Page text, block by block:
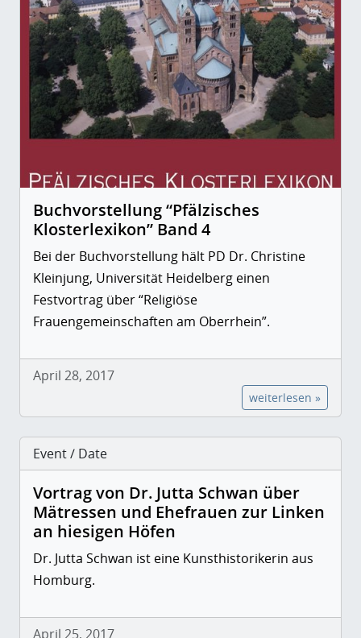
Buchvorstellung “Pfälzisches
Klosterlexikon” Band 4
Bei der Buchvorstellung hält PD Dr. Christine
Kleinjung, Universität Heidelberg einen
Festvortrag über “Religiöse
Frauengemeinschaften am Oberrhein”.
April 28, 2017
weiterlesen »
Event / Date
Vortrag von Dr. Jutta Schwan über
Mätressen und Ehefrauen zur Linken
an hiesigen Höfen
Dr. Jutta Schwan ist eine Kunsthistorikerin aus
Homburg.
April 25, 2017